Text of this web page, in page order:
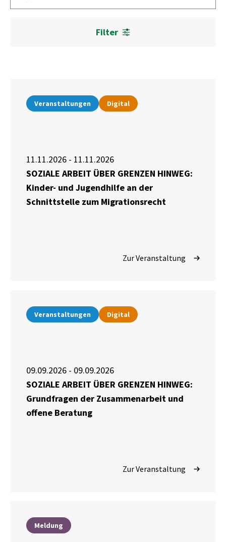
Filter
Veranstaltungen Digital
11.11.2026 - 11.11.2026
SOZIALE ARBEIT ÜBER GRENZEN HINWEG:
Kinder- und Jugendhilfe an der
Schnittstelle zum Migrationsrecht
Zur Veranstaltung
Veranstaltungen Digital
09.09.2026 - 09.09.2026
SOZIALE ARBEIT ÜBER GRENZEN HINWEG:
Grundfragen der Zusammenarbeit und
offene Beratung
Zur Veranstaltung
Meldung